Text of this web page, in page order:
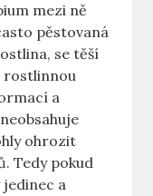
mezi ně
pěstovaná
se těší
rostlinnou
a
ohrozit
Tedy pokud
jedinec a